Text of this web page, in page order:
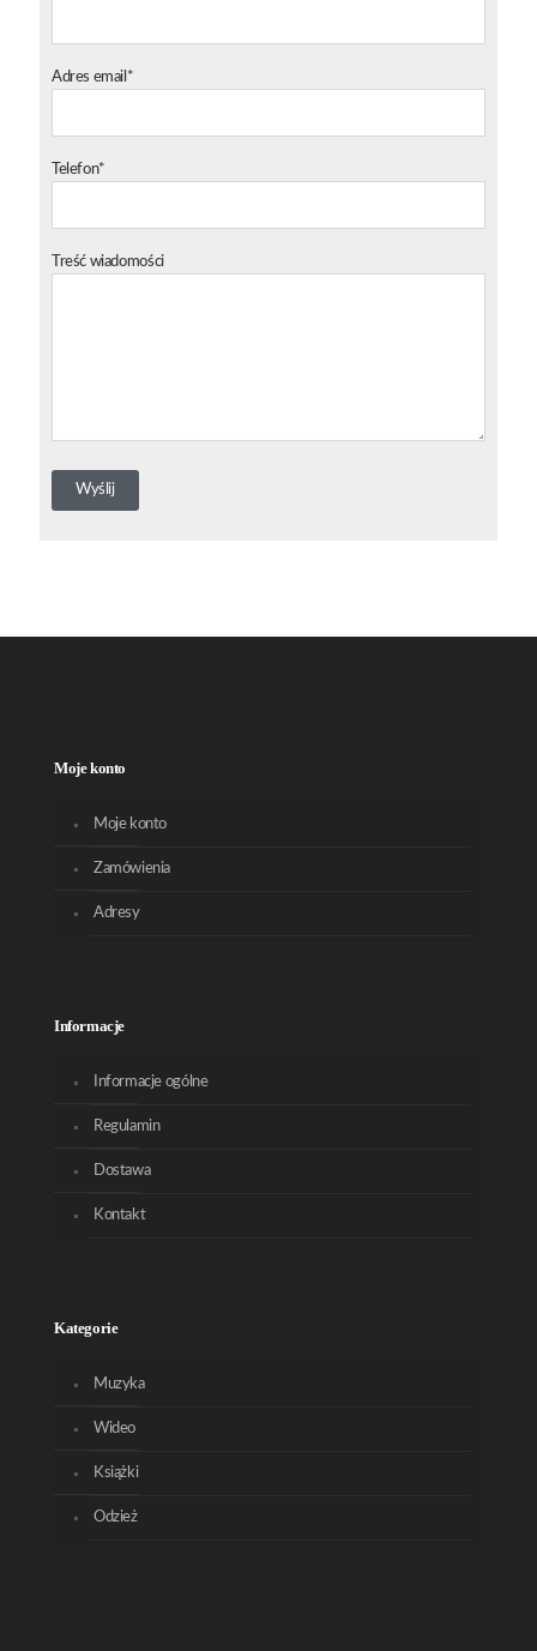
Adres email*
Telefon*
Treść wiadomości
Moje konto
Moje konto
Zamówienia
Adresy
Informacje
Informacje ogólne
Regulamin
Dostawa
Kontakt
Kategorie
Muzyka
Wideo
Książki
Odzież